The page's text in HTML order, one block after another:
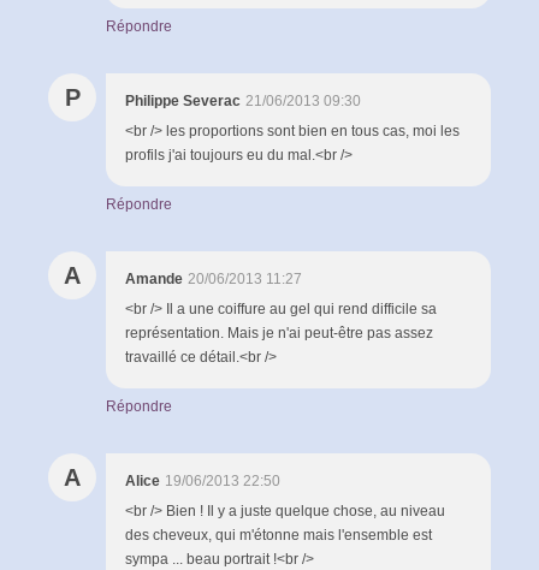
Répondre
P Philippe Severac 21/06/2013 09:30
<br /> les proportions sont bien en tous cas, moi les
profils j'ai toujours eu du mal.<br />
Répondre
A Amande 20/06/2013 11:27
<br /> Il a une coiffure au gel qui rend difficile sa
représentation. Mais je n'ai peut-être pas assez
travaillé ce détail.<br />
Répondre
A Alice 19/06/2013 22:50
<br /> Bien ! Il y a juste quelque chose, au niveau
des cheveux, qui m'étonne mais l'ensemble est
sympa ... beau portrait !<br />